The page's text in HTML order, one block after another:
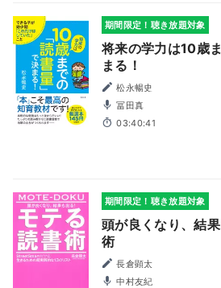
期間限定！聴き放題対象
将来の学力は10歳
まる！
松永暢史
冨田真
03:40:41
期間限定！聴き放題対象
頭が良くなり、結
術
長倉顕太
中村友紀